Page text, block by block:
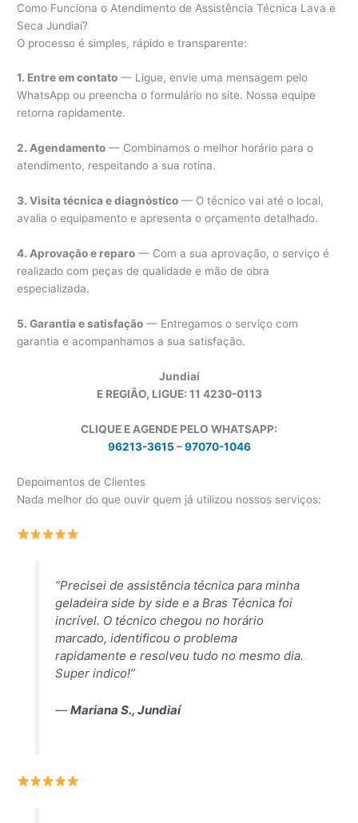
Como Funciona o Atendimento de Assistência Técnica Lava e
Seca Jundiaí?
O processo é simples, rápido e transparente:
1. Entre em contato — Ligue, envie uma mensagem pelo
WhatsApp ou preencha o formulário no site. Nossa equipe
retorna rapidamente.
2. Agendamento — Combinamos o melhor horário para o
atendimento, respeitando a sua rotina.
3. Visita técnica e diagnóstico — O técnico vai até o local,
avalia o equipamento e apresenta o orçamento detalhado.
4. Aprovação e reparo — Com a sua aprovação, o serviço é
realizado com peças de qualidade e mão de obra
especializada.
5. Garantia e satisfação — Entregamos o serviço com
garantia e acompanhamos a sua satisfação.
Jundiaí
E REGIÃO, LIGUE: 11 4230-0113
CLIQUE E AGENDE PELO WHATSAPP:
96213-3615 –97070-1046
Depoimentos de Clientes
Nada melhor do que ouvir quem já utilizou nossos serviços:
“Precisei de assistência técnica para minha
geladeira side by side e a Bras Técnica foi
incrível. O técnico chegou no horário
marcado, identificou o problema
rapidamente e resolveu tudo no mesmo dia.
Super indico!”
— Mariana S., Jundiaí